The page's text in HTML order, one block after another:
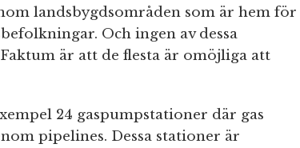
landsbygdsområden som är hem för
Och ingen av dessa
är att de flesta är omöjliga att
24 gaspumpstationer där gas
pipelines. Dessa stationer är